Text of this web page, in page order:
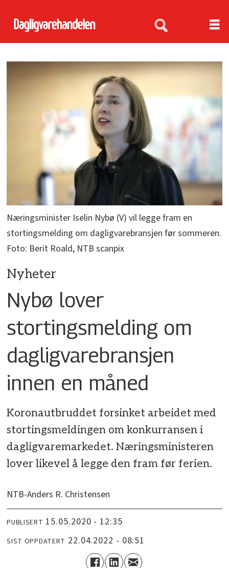
Næringsminister Iselin Nybø (V) vil legge fram en
stortingsmelding om dagligvarebransjen før sommeren.
Foto: Berit Roald, NTB scanpix
Nyheter
Nybø lover
stortingsmelding om
dagligvarebransjen
innen en måned
Koronautbruddet forsinket arbeidet med
stortingsmeldingen om konkurransen i
dagligvaremarkedet. Næringsministeren
lover likevel å legge den fram før ferien.
NTB-Anders R. Christensen
PUBLISERT 15.05.2020 - 12:35
SIST OPPDATERT 22.04.2022 - 08:51